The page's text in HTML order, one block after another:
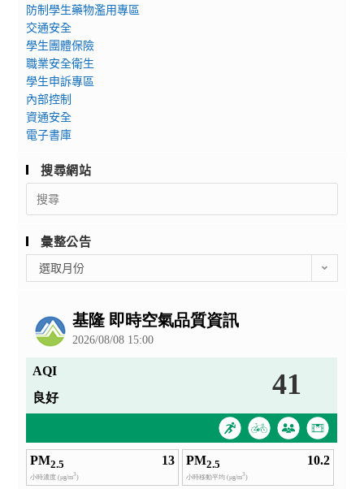
防制學生藥物濫用專區
交通安全
學生團體保險
職業安全衛生
學生申訴專區
內部控制
資通安全
電子書庫
搜尋網站
Search
for:
彙整公告
整
選取月份